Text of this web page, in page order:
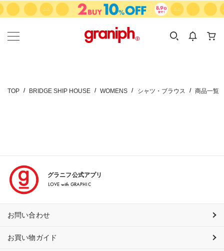
カテゴリーから探す
KIDS
カテゴリ
サイズ
TOP BRIDGE SHIP HOUSE WOMENS シャツ・ブラウス 商品一覧
グラニフ公式アプリ
LOVE with GRAPHIC
お問い合わせ
お買い物ガイド